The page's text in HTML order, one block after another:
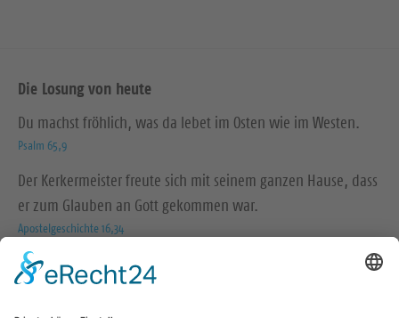
Die Losung von heute
Du machst fröhlich, was da lebet im Osten wie im Westen.
Psalm 65,9
Der Kerkermeister freute sich mit seinem ganzen Hause, dass
er zum Glauben an Gott gekommen war.
Apostelgeschichte 16,34
© Evangelische Brüder-Unität – Herrnhuter Brüdergemeine
Weitere Informationen finden Sie hier